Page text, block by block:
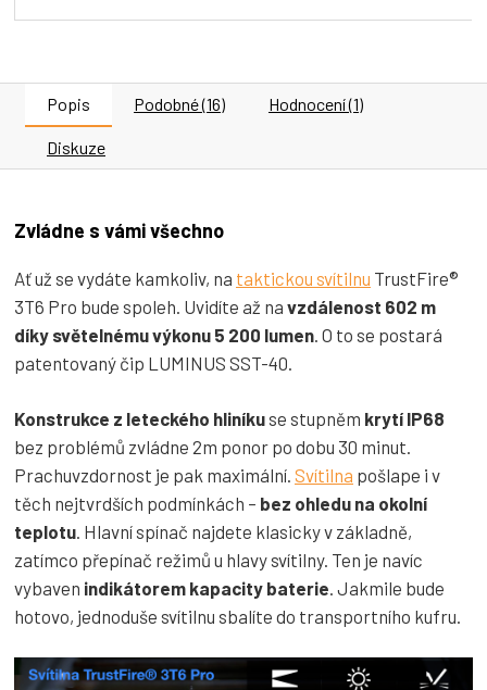
Popis Podobné (16) Hodnocení (1)
Diskuze
Zvládne s vámi všechno
Ať už se vydáte kamkoliv, na taktickou svítilnu TrustFire®
3T6 Pro bude spoleh. Uvidíte až na vzdálenost 602 m
díky světelnému výkonu 5 200 lumen . O to se postará
patentovaný čip LUMINUS SST-40.
Konstrukce z leteckého hliníkuse stupněm krytí IP68
bez problémů zvládne 2m ponor po dobu 30 minut.
Prachuvzdornost je pak maximální. Svítilna pošlape i v
těch nejtvrdších podmínkách – bez ohledu na okolní
teplotu . Hlavní spínač najdete klasicky v základně,
zatímco přepínač režimů u hlavy svítilny. Ten je navíc
vybaven indikátorem kapacity baterie . Jakmile bude
hotovo, jednoduše svítilnu sbalíte do transportního kufru.